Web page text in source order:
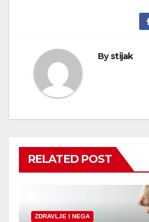
Bystijak
RELATED POST
ZDRAVLJE I NEGA